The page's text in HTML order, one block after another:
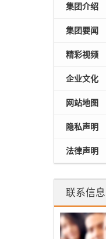
集团介绍
集团要闻
精彩视频
企业文化
网站地图
隐私声明
法律声明
联系信息